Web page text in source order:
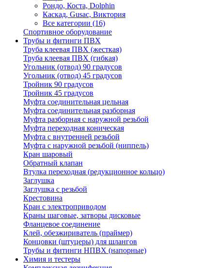
Рондо, Коста, Dolphin
Каскад, Gusac, Виктория
Все категории (16)
Спортивное оборудование
Трубы и фитинги ПВХ
Труба клеевая ПВХ (жесткая)
Труба клеевая ПВХ (гибкая)
Угольник (отвод) 90 градусов
Угольник (отвод) 45 градусов
Тройник 90 градусов
Тройник 45 градусов
Муфта соединительная цельная
Муфта соединительная разборная
Муфта разборная с наружной резьбой
Муфта переходная коническая
Муфта с внутренней резьбой
Муфта с наружной резьбой (ниппель)
Кран шаровый
Обратный клапан
Втулка переходная (редукционное кольцо)
Заглушка
Заглушка с резьбой
Крестовина
Кран с электроприводом
Краны шаговые, затворы дисковые
Фланцевое соединение
Клей, обезжириватель (праймер)
Концовки (штуцеры) для шлангов
Трубы и фитинги НПВХ (напорные)
Химия и тестеры